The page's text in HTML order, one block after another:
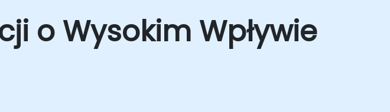
o Wysokim Wpływie